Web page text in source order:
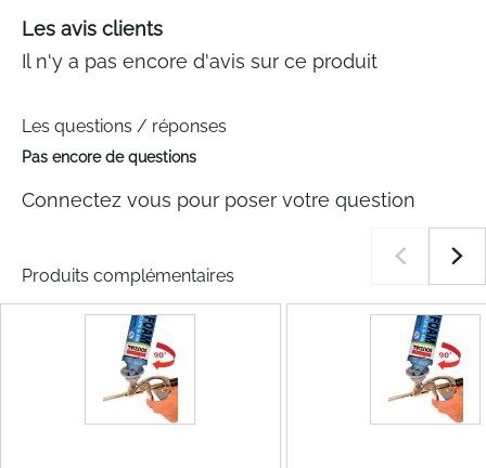
Les avis clients
Il n'y a pas encore d'avis sur ce produit
Les questions / réponses
Pas encore de questions
Connectez vous pour poser votre question
Produits complémentaires